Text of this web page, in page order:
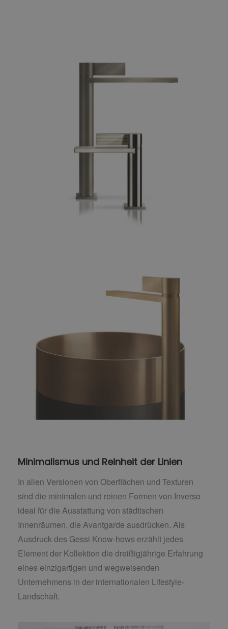
Minimalismus und Reinheit der Linien
In allen Versionen von Oberflächen und Texturen
sind die minimalen und reinen Formen von Inverso
ideal für die Ausstattung von städtischen
Innenräumen, die Avantgarde ausdrücken. Als
Ausdruck des Gessi Know-hows erzählt jedes
Element der Kollektion die dreißigjährige Erfahrung
eines einzigartigen und wegweisenden
Unternehmens in der internationalen Lifestyle-
Landschaft.